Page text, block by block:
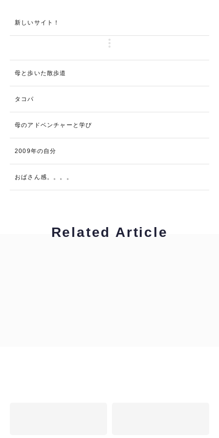
新しいサイト！
母と歩いた散歩道
タコパ
母のアドベンチャーと学び
2009年の自分
おばさん感。。。。
Related Article